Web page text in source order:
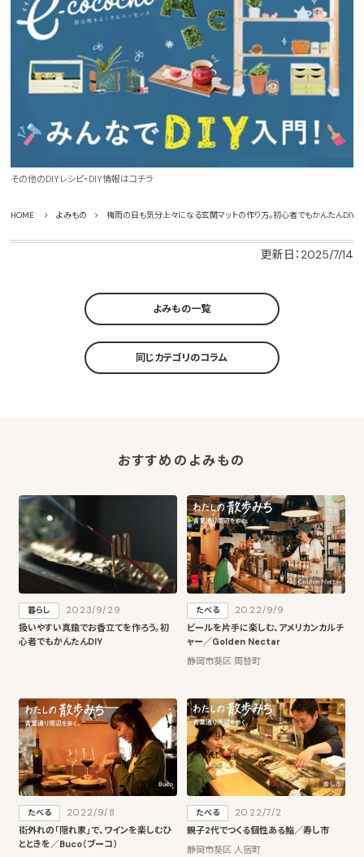
その他のDIYレシピ・DIY情報はコチラ
HOME よみもの 梅雨の日も気分上々になる玄関マットの作り方。初心者でもかんたんDIY
更新日：2025/7/14
よみもの一覧
同じカテゴリのコラム
おすすめのよみもの
暮らし
2023/9/29
扱いやすい真鍮でお香立てを作ろう。初
心者でもかんたんDIY
たべる
2022/9/9
ビールを片手に楽しむ、アメリカンカルチ
ャー／Golden Nectar
静岡市葵区 両替町
たべる
2022/9/8
街外れの「隠れ家」で、ワインを楽しむひ
とときを／Buco（ブーコ）
たべる
2022/7/2
親子2代でつくる個性ある鮨／寿し市
静岡市葵区 人宿町